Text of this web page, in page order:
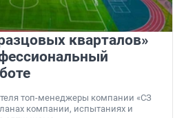
кварталов»
топ-менеджеры компании «СЗ
компании, испытаниях и